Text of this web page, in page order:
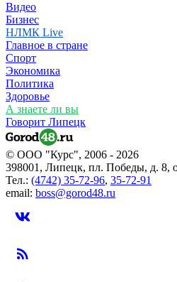
Видео
Бизнес
НЛМК Live
Главное в стране
Спорт
Экономика
Политика
Здоровье
А знаете ли вы
Говорит Липецк
© ООО "Курс", 2006 - 2026
398001, Липецк, пл. Победы, д. 8,
Тел.: (4742) 35-72-96, 35-72-91
email: boss@gorod48.ru